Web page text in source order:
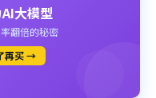
大模型
翻倍的秘密
再买 →